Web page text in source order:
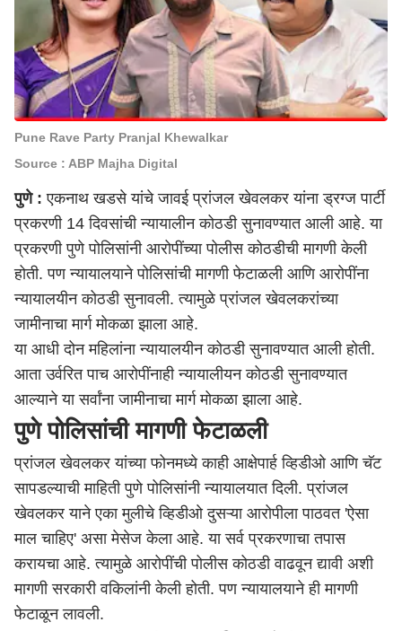
Pune Rave Party Pranjal Khewalkar
Source : ABP Majha Digital
पुणे :एकनाथ खडसे यांचे जावई प्रांजल खेवलकर यांना ड्रग्ज पार्टी
प्रकरणी 14 दिवसांची न्यायालीन कोठडी सुनावण्यात आली आहे. या
प्रकरणी पुणे पोलिसांनी आरोपींच्या पोलीस कोठडीची मागणी केली
होती. पण न्यायालयाने पोलिसांची मागणी फेटाळली आणि आरोपींना
न्यायालयीन कोठडी सुनावली. त्यामुळे प्रांजल खेवलकरांच्या
जामीनाचा मार्ग मोकळा झाला आहे.
या आधी दोन महिलांना न्यायालयीन कोठडी सुनावण्यात आली होती.
आता उर्वरित पाच आरोपींनाही न्यायालीयन कोठडी सुनावण्यात
आल्याने या सर्वांना जामीनाचा मार्ग मोकळा झाला आहे.
पुणे पोलिसांची मागणी फेटाळली
प्रांजल खेवलकर यांच्या फोनमध्ये काही आक्षेपार्ह व्हिडीओ आणि चॅट
सापडल्याची माहिती पुणे पोलिसांनी न्यायालयात दिली. प्रांजल
खेवलकर याने एका मुलीचे व्हिडीओ दुसऱ्या आरोपीला पाठवत 'ऐसा
माल चाहिए' असा मेसेज केला आहे. या सर्व प्रकरणाचा तपास
करायचा आहे. त्यामुळे आरोपींची पोलीस कोठडी वाढवून द्यावी अशी
मागणी सरकारी वकिलांनी केली होती. पण न्यायालयाने ही मागणी
फेटाळून लावली.